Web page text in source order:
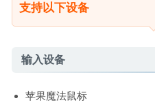
支持以下设备
输入设备
苹果魔法鼠标